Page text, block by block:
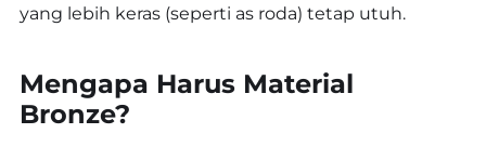
yang lebih keras (seperti as roda) tetap utuh.
Mengapa Harus Material
Bronze?